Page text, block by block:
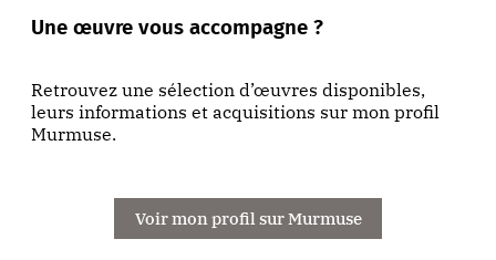
Une œuvre vous accompagne ?
Retrouvez une sélection d’œuvres disponibles,
leurs informations et acquisitions sur mon profil
Murmuse.
Voir mon profil sur Murmuse